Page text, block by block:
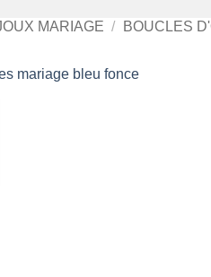
MARIAGE / BOUCLES